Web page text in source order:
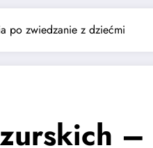
po zwiedzanie z dziećmi